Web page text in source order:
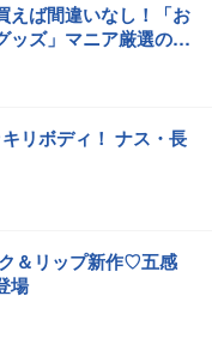
えば間違いなし！「お
ッズ」マニア厳選の10
リボディ！ ナス・長
＆リップ新作♡五感
場